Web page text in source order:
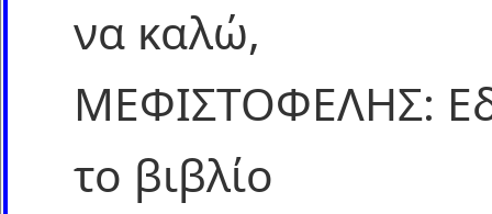
να καλώ,
ΜΕΦΙΣΤΟΦΕΛΗΣ:
το βιβλίο